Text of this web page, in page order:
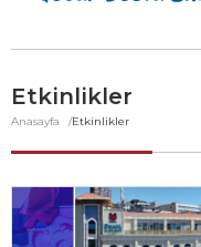
Etkinlikler
Anasayfa Etkinlikler